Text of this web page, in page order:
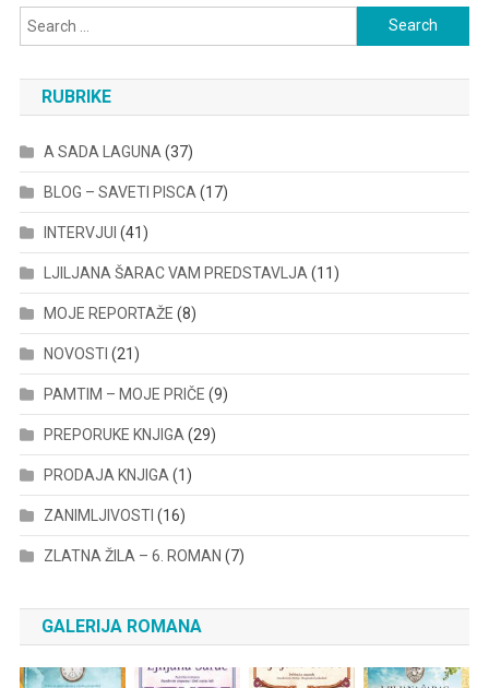
Search
for:
RUBRIKE
A SADA LAGUNA (37)
BLOG – SAVETI PISCA (17)
INTERVJUI (41)
LJILJANA ŠARAC VAM PREDSTAVLJA (11)
MOJE REPORTAŽE (8)
NOVOSTI (21)
PAMTIM – MOJE PRIČE (9)
PREPORUKE KNJIGA (29)
PRODAJA KNJIGA (1)
ZANIMLJIVOSTI (16)
ZLATNA ŽILA – 6. ROMAN (7)
GALERIJA ROMANA